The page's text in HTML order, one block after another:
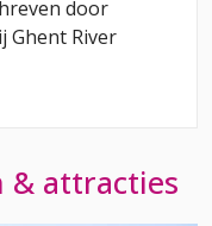
door
Ghent River
& attracties